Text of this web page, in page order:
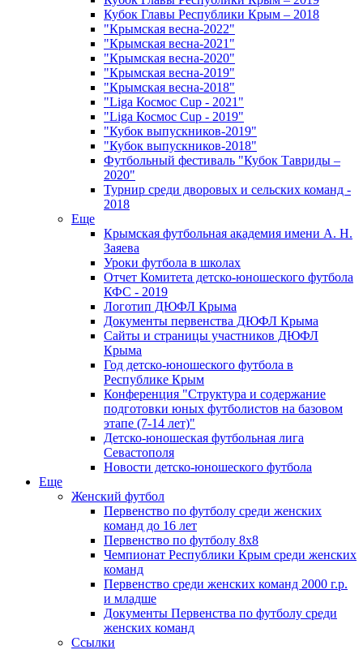
Кубок Главы Республики Крым – 2018
"Крымская весна-2022"
"Крымская весна-2021"
"Крымская весна-2020"
"Крымская весна-2019"
"Крымская весна-2018"
"Liga Космос Cup - 2021"
"Liga Космос Cup - 2019"
"Кубок выпускников-2019"
"Кубок выпускников-2018"
Футбольный фестиваль "Кубок Тавриды –
2020"
Турнир среди дворовых и сельских команд -
2018
Еще
Крымская футбольная академия имени А. Н.
Заяева
Уроки футбола в школах
Отчет Комитета детско-юношеского футбола
КФС - 2019
Логотип ДЮФЛ Крыма
Документы первенства ДЮФЛ Крыма
Сайты и страницы участников ДЮФЛ
Крыма
Год детско-юношеского футбола в
Республике Крым
Конференция "Структура и содержание
подготовки юных футболистов на базовом
этапе (7-14 лет)"
Детско-юношеская футбольная лига
Севастополя
Новости детско-юношеского футбола
Еще
Женский футбол
Первенство по футболу среди женских
команд до 16 лет
Первенство по футболу 8х8
Чемпионат Республики Крым среди женских
команд
Первенство среди женских команд 2000 г.р.
и младше
Документы Первенства по футболу среди
женских команд
Ссылки